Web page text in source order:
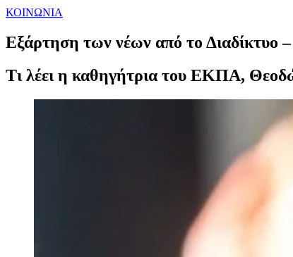
ΚΟΙΝΩΝΙΑ
Εξάρτηση των νέων από το Διαδίκτυο
Τι λέει η καθηγήτρια του ΕΚΠΑ,